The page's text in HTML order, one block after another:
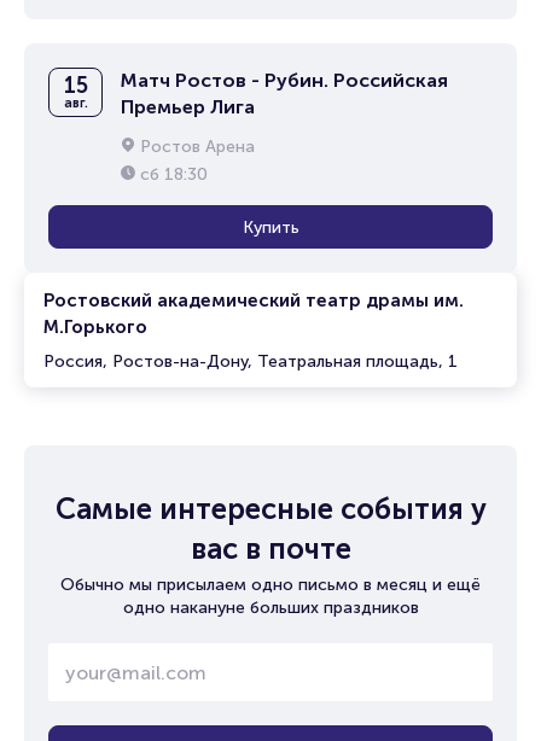
Ростовский академический театр драмы им.
М.Горького
Россия, Ростов-на-Дону, Театральная площадь, 1
15
авг.
Матч Ростов - Рубин. Российская
Премьер Лига
Ростов Арена
сб 18:30
Купить
Самые интересные события у
вас в почте
Обычно мы присылаем одно письмо в месяц и ещё
одно накануне больших праздников